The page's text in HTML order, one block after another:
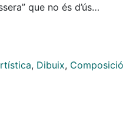
que no és d’ús
, Dibuix, Composició